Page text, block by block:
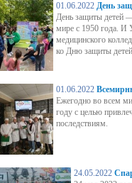
01.06.2022 День
День защиты детей
мире с 1950 года. И
медицинского
ко Дню защиты
01.06.2022
Ежегодно во всем
году с целью
последствиям.
24.05.2022